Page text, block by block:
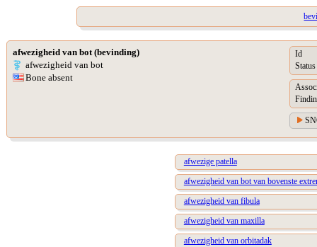
afwezigheid van bot (bevinding)
afwezigheid van bot
Bone absent
Id
Status
afwezige patella
afwezigheid van bot van bovenste
afwezigheid van fibula
afwezigheid van maxilla
afwezigheid van orbitadak